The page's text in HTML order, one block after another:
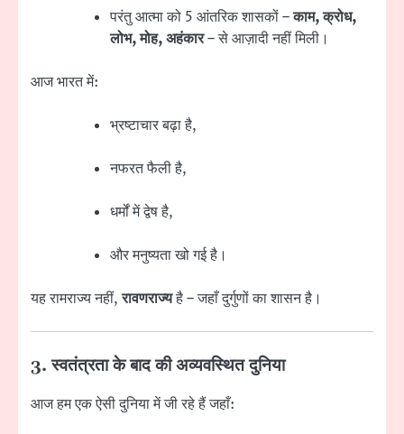
परंतु आत्मा को 5 आंतरिक शासकों –काम, क्रोध,
लोभ, मोह, अहंकार– से आज़ादी नहीं मिली।
आज भारत में:
भ्रष्टाचार बढ़ा है,
नफरत फैली है,
धर्मों में द्वेष है,
और मनुष्यता खो गई है।
यह रामराज्य नहीं,रावणराज्यहै – जहाँ दुर्गुणों का शासन है।
3. स्वतंत्रता के बाद की अव्यवस्थित दुनिया
आज हम एक ऐसी दुनिया में जी रहे हैं जहाँ: